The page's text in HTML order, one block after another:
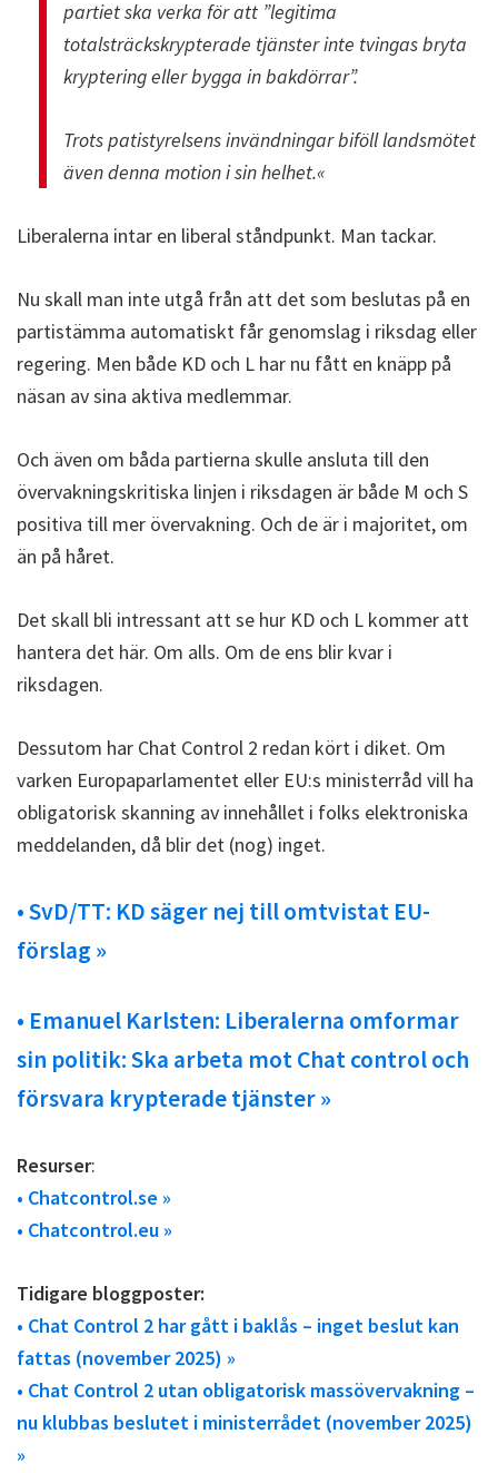
partiet ska verka för att ”legitima
totalsträckskrypterade tjänster inte tvingas bryta
kryptering eller bygga in bakdörrar”.
Trots patistyrelsens invändningar biföll landsmötet
även denna motion i sin helhet.«
Liberalerna intar en liberal ståndpunkt. Man tackar.
Nu skall man inte utgå från att det som beslutas på en
partistämma automatiskt får genomslag i riksdag eller
regering. Men både KD och L har nu fått en knäpp på
näsan av sina aktiva medlemmar.
Och även om båda partierna skulle ansluta till den
övervakningskritiska linjen i riksdagen är både M och S
positiva till mer övervakning. Och de är i majoritet, om
än på håret.
Det skall bli intressant att se hur KD och L kommer att
hantera det här. Om alls. Om de ens blir kvar i
riksdagen.
Dessutom har Chat Control 2 redan kört i diket. Om
varken Europaparlamentet eller EU:s ministerråd vill ha
obligatorisk skanning av innehållet i folks elektroniska
meddelanden, då blir det (nog) inget.
• SvD/TT: KD säger nej till omtvistat EU-
förslag »
• Emanuel Karlsten: Liberalerna omformar
sin politik: Ska arbeta mot Chat control och
försvara krypterade tjänster »
Resurser:
• Chatcontrol.se »
• Chatcontrol.eu »
Tidigare bloggposter:
• Chat Control 2 har gått i baklås – inget beslut kan
fattas (november 2025) »
• Chat Control 2 utan obligatorisk massövervakning –
nu klubbas beslutet i ministerrådet (november 2025)
»